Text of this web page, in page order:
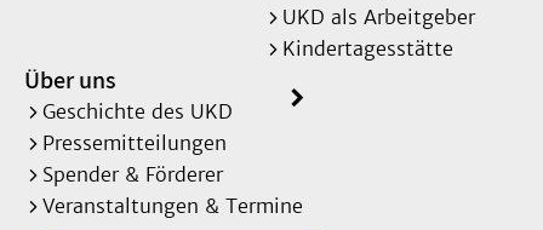
UKD als Arbeitgeber
Kindertagesstätte
Über uns
Geschichte des UKD
Pressemitteilungen
Spender & Förderer
Veranstaltungen & Termine